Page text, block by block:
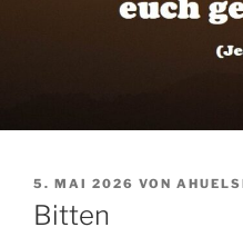
VERÖFFENTLICHT
AM
5. MAI 2026 VON
Bitten